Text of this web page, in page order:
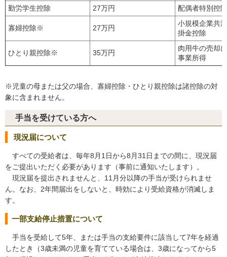
勤労学生控除
27万円 配偶者特別控除
寡婦控除※ 27万円
小規模企業共
掛金控除
ひとり親控除※ 35万円
肉用牛の売却
事業所得
※児童の母または父の場合、寡婦控除・ひとり親控除は諸控除の対
象に含まれません。
手当を受けている方へ
現況届について
すべての受給者は、毎年8月1日から8月31日までの間に、現況届
をご提出いただく必要があります（事前に通知いたします）。
現況届を提出されませんと、11月分以降の手当が受けられませ
ん。なお、2年間届出をしないと、時効により受給資格が消滅しま
す。
一部支給停止措置について
手当を受給して5年、または手当の支給要件に該当して7年を経過
したとき（3歳未満の児童を育てている場合は、3歳になってから5